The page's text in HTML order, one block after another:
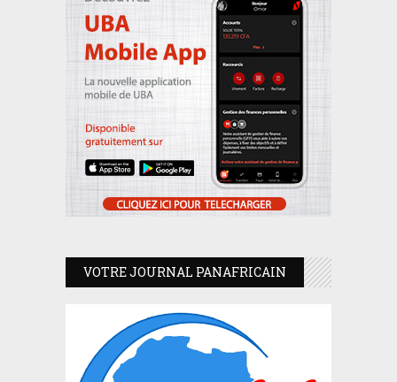
VOTRE JOURNAL PANAFRICAIN